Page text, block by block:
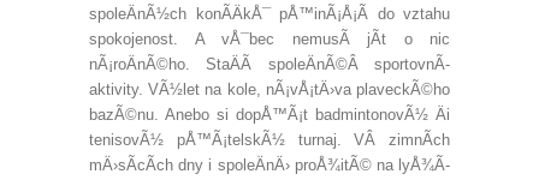
spoleÄnÃ½ch konÃ­ÄkÅ¯ pÅ™inÃ¡Å¡Ã­ do vztahu
spokojenost. A vÅ¯bec nemusÃ­ jÃ­t o nic
nÃ¡roÄnÃ©ho. StaÄÃ­ spoleÄnÃ©Â sportovnÃ­
aktivity. VÃ½let na kole, nÃ¡vÅ¡tÄ›va plaveckÃ©ho
bazÃ©nu. Anebo si dopÅ™Ã¡t badmintonovÃ½ Äi
tenisovÃ½ pÅ™Ã¡telskÃ½ turnaj. VÂ zimnÃ­ch
mÄ›sÃ­cÃ­ch dny i spoleÄnÄ› proÅ¾itÃ© na lyÅ¾Ã­